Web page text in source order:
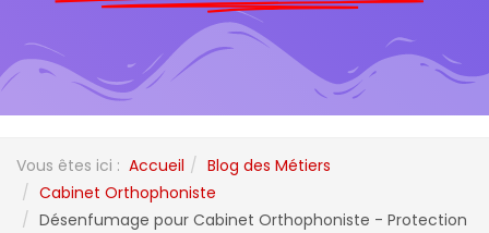
Vous êtes ici : Accueil
Blog des Métiers
Cabinet Orthophoniste
Désenfumage pour Cabinet Orthophoniste - Protection